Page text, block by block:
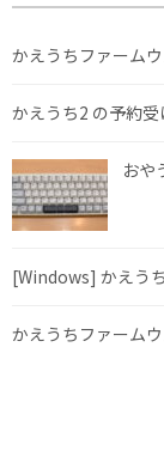
かえうちファーム
かえうち2 の予約
おや
[Windows] かえう
かえうちファーム